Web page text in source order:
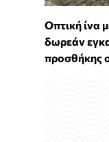
Οπτική ίνα
δωρεάν
προσθήκης